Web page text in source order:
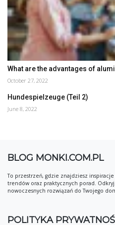
What are the advantages of
October 27, 2022
Hundespielzeuge (Teil 2)
June 8, 2022
BLOG MONKI.COM.PL
To przestrzeń, gdzie znajdziesz
trendów oraz praktycznych porad.
nowoczesnych rozwiązań do Twojego
POLITYKA